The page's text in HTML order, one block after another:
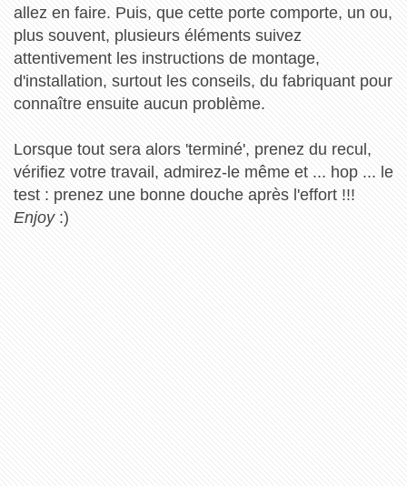
allez en faire. Puis, que cette porte comporte, un ou,
plus souvent, plusieurs éléments suivez
attentivement les instructions de montage,
d'installation, surtout les conseils, du fabriquant pour
connaître ensuite aucun problème.
Lorsque tout sera alors 'terminé', prenez du recul,
vérifiez votre travail, admirez-le même et ... hop ... le
test : prenez une bonne douche après l'effort !!!
Enjoy :)